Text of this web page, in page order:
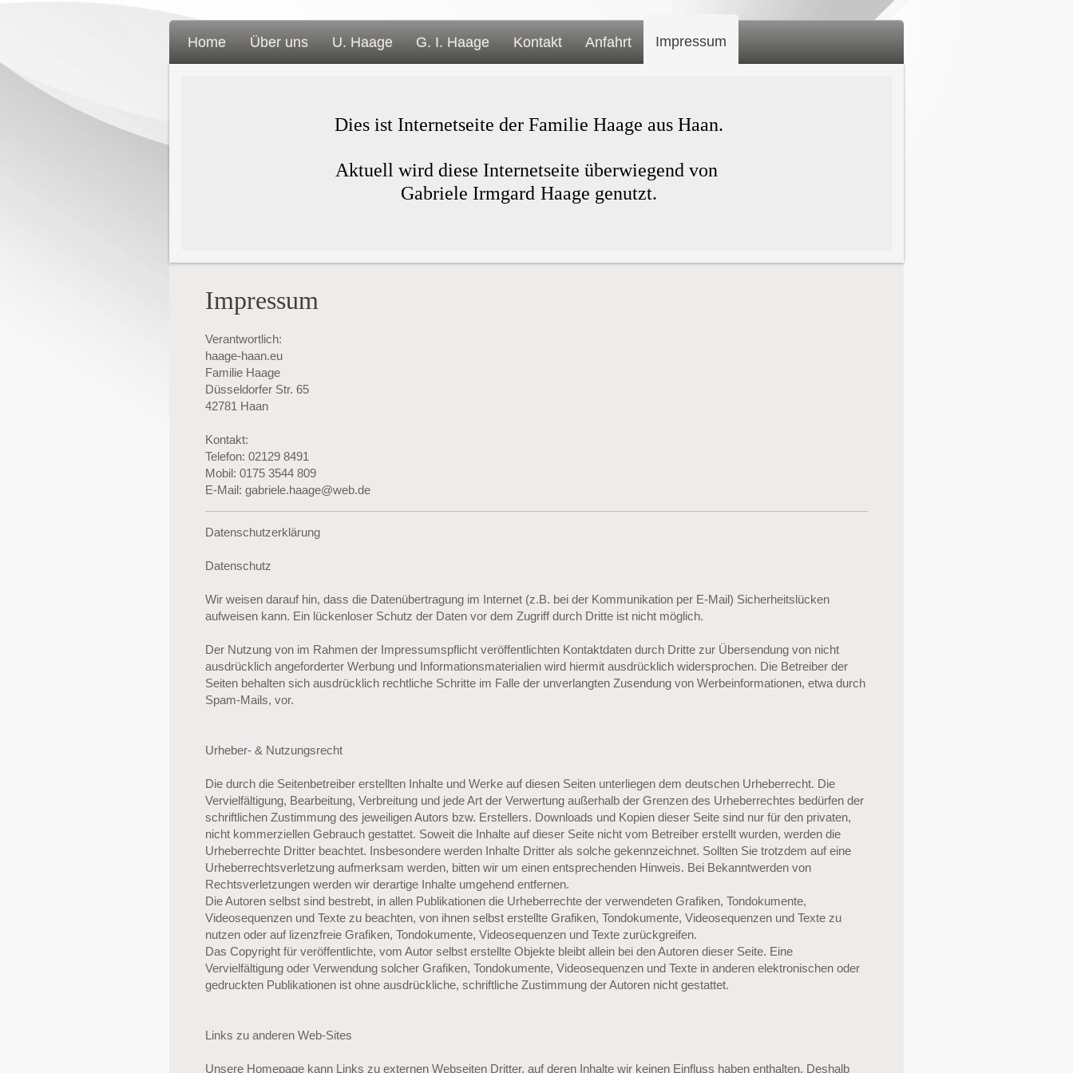
Home Über uns U. Haage G. I. Haage Kontakt Anfahrt Impressum
Dies ist Internetseite der Familie Haage aus Haan.
Aktuell wird diese Internetseite überwiegend von
Gabriele Irmgard Haage genutzt.
Impressum
Verantwortlich:
haage-haan.eu
Familie Haage
Düsseldorfer Str. 65
42781 Haan
Kontakt:
Telefon: 02129 8491
Mobil: 0175 3544 809
E-Mail: gabriele.haage@web.de
Datenschutzerklärung
Datenschutz
Wir weisen darauf hin, dass die Datenübertragung im Internet (z.B. bei der Kommunikation per E-Mail) Sicherheitslücken
aufweisen kann. Ein lückenloser Schutz der Daten vor dem Zugriff durch Dritte ist nicht möglich.
Der Nutzung von im Rahmen der Impressumspflicht veröffentlichten Kontaktdaten durch Dritte zur Übersendung von nicht
ausdrücklich angeforderter Werbung und Informationsmaterialien wird hiermit ausdrücklich widersprochen. Die Betreiber der
Seiten behalten sich ausdrücklich rechtliche Schritte im Falle der unverlangten Zusendung von Werbeinformationen, etwa durch
Spam-Mails, vor.
Urheber- & Nutzungsrecht
Die durch die Seitenbetreiber erstellten Inhalte und Werke auf diesen Seiten unterliegen dem deutschen Urheberrecht. Die
Vervielfältigung, Bearbeitung, Verbreitung und jede Art der Verwertung außerhalb der Grenzen des Urheberrechtes bedürfen der
schriftlichen Zustimmung des jeweiligen Autors bzw. Erstellers. Downloads und Kopien dieser Seite sind nur für den privaten,
nicht kommerziellen Gebrauch gestattet. Soweit die Inhalte auf dieser Seite nicht vom Betreiber erstellt wurden, werden die
Urheberrechte Dritter beachtet. Insbesondere werden Inhalte Dritter als solche gekennzeichnet. Sollten Sie trotzdem auf eine
Urheberrechtsverletzung aufmerksam werden, bitten wir um einen entsprechenden Hinweis. Bei Bekanntwerden von
Rechtsverletzungen werden wir derartige Inhalte umgehend entfernen.
Die Autoren selbst sind bestrebt, in allen Publikationen die Urheberrechte der verwendeten Grafiken, Tondokumente,
Videosequenzen und Texte zu beachten, von ihnen selbst erstellte Grafiken, Tondokumente, Videosequenzen und Texte zu
nutzen oder auf lizenzfreie Grafiken, Tondokumente, Videosequenzen und Texte zurückgreifen.
Das Copyright für veröffentlichte, vom Autor selbst erstellte Objekte bleibt allein bei den Autoren dieser Seite. Eine
Vervielfältigung oder Verwendung solcher Grafiken, Tondokumente, Videosequenzen und Texte in anderen elektronischen oder
gedruckten Publikationen ist ohne ausdrückliche, schriftliche Zustimmung der Autoren nicht gestattet.
Links zu anderen Web-Sites
Unsere Homepage kann Links zu externen Webseiten Dritter, auf deren Inhalte wir keinen Einfluss haben enthalten. Deshalb